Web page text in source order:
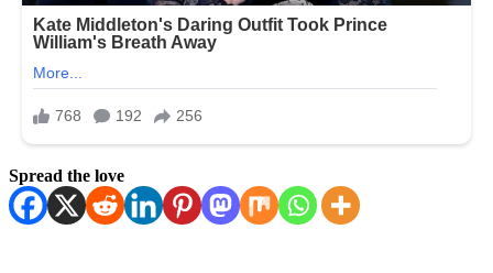
Spread the love